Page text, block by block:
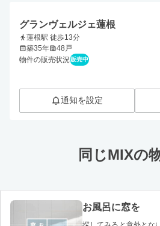
グランヴェルジェ蓮根
蓮根駅 徒歩13分
築35年
48戸
物件の販売状況 販売中
通知を設定
同じMIXの
お風呂に窓を